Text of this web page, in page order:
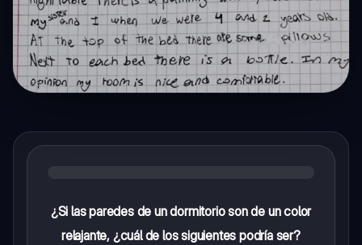
¿Si las paredes de un dormitorio son de un color
relajante, ¿cuál de los siguientes podría ser?